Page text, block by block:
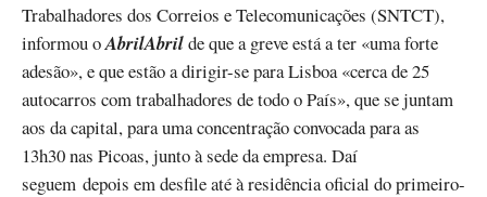
Trabalhadores dos Correios e Telecomunicações (SNTCT),
informou oAbrilAbrilde que a greve está a ter «uma forte
adesão», e que estão a dirigir-se para Lisboa «cerca de 25
autocarros com trabalhadores de todo o País», que se juntam
aos da capital, para uma concentração convocada para as
13h30 nas Picoas, junto à sede da empresa. Daí
seguem depois em desfile até à residência oficial do primeiro-